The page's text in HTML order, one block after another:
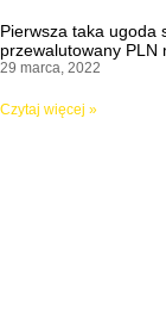
Pierwsza taka ugoda
przewalutowany PLN
29 marca, 2022
Czytaj więcej »